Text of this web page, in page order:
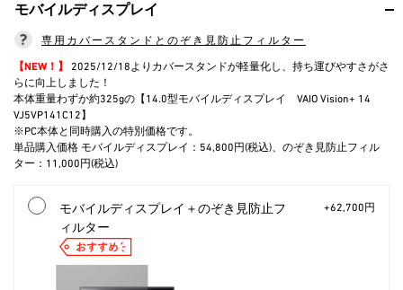
モバイルディスプレイ
専用カバースタンドとのぞき見防止フィルター
【NEW！】 2025/12/18よりカバースタンドが軽量化し、持ち運びやすさがさ
らに向上しました！
本体重量わずか約325gの【14.0型モバイルディスプレイ VAIO Vision+ 14
VJ5VP141C12】
※PC本体と同時購入の特別価格です。
単品購入価格 モバイルディスプレイ：54,800円(税込)、のぞき見防止フィル
ター：11,000円(税込)
モバイルディスプレイ＋のぞき見防止フ
ィルター
+62,700円